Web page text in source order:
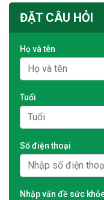
ĐẶT CÂU HỎI
Họ và tên
Tuổi
Số điện thoại
Nhập vấn đề sức